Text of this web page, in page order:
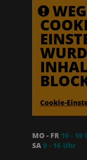
Cookie-
MO - FR 10 - 19
SA 9 - 16 Uhr